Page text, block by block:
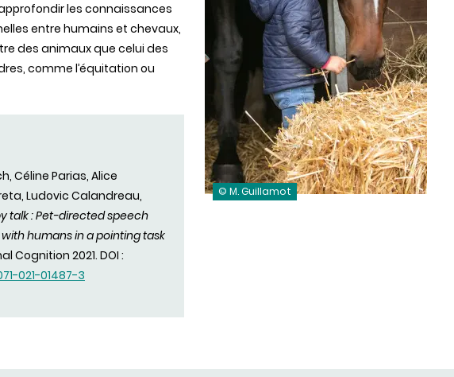
© M. Guillamot
les connaissances
entre humains et chevaux,
des animaux que celui des
comme l’équitation ou
Céline Parias, Alice
Ludovic Calandreau,
talk : Pet-directed speech
humans in a pointing task
Cognition 2021. DOI :
021-01487-3